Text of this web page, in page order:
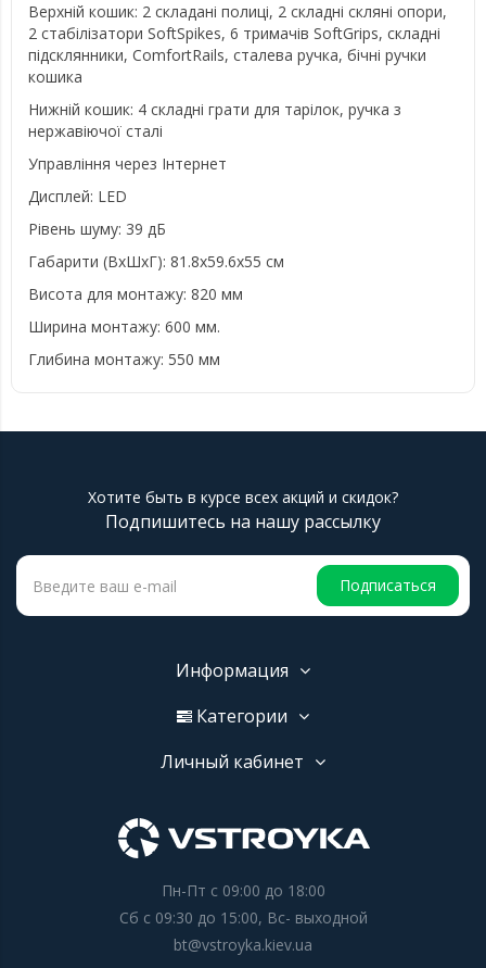
Верхній кошик: 2 складані полиці, 2 складні скляні опори,
2 стабілізатори SoftSpikes, 6 тримачів SoftGrips, складні
підсклянники, ComfortRails, сталева ручка, бічні ручки
кошика
Нижній кошик: 4 складні грати для тарілок, ручка з
нержавіючої сталі
Управління через Інтернет
Дисплей: LED
Рівень шуму: 39 дБ
Габарити (ВхШхГ): 81.8x59.6x55 см
Висота для монтажу: 820 мм
Ширина монтажу: 600 мм.
Глибина монтажу: 550 мм
Хотите быть в курсе всех акций и скидок?
Подпишитесь на нашу рассылку
Подписаться
Информация
Категории
Личный кабинет
Пн-Пт с 09:00 до 18:00
Сб с 09:30 до 15:00, Вс- выходной
bt@vstroyka.kiev.ua